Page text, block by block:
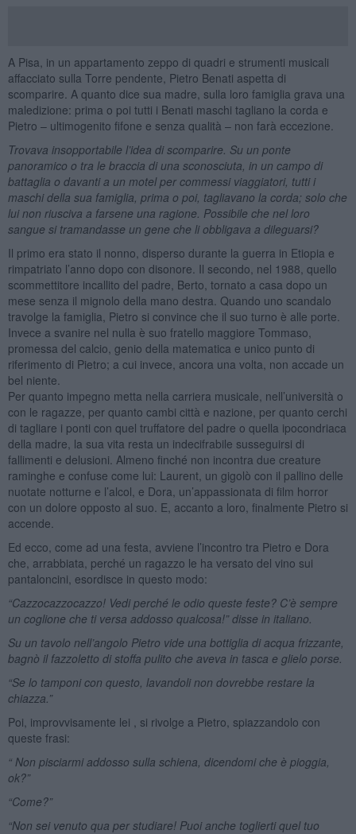
A Pisa, in un appartamento zeppo di quadri e strumenti musicali
affacciato sulla Torre pendente, Pietro Benati aspetta di
scomparire. A quanto dice sua madre, sulla loro famiglia grava una
maledizione: prima o poi tutti i Benati maschi tagliano la corda e
Pietro – ultimogenito fifone e senza qualità – non farà eccezione.
Trovava insopportabile l’idea di scomparire. Su un ponte
panoramico o tra le braccia di una sconosciuta, in un campo di
battaglia o davanti a un motel per commessi viaggiatori, tutti i
maschi della sua famiglia, prima o poi, tagliavano la corda; solo che
lui non riusciva a farsene una ragione. Possibile che nel loro
sangue si tramandasse un gene che li obbligava a dileguarsi?
Il primo era stato il nonno, disperso durante la guerra in Etiopia e
rimpatriato l’anno dopo con disonore. Il secondo, nel 1988, quello
scommettitore incallito del padre, Berto, tornato a casa dopo un
mese senza il mignolo della mano destra. Quando uno scandalo
travolge la famiglia, Pietro si convince che il suo turno è alle porte.
Invece a svanire nel nulla è suo fratello maggiore Tommaso,
promessa del calcio, genio della matematica e unico punto di
riferimento di Pietro; a cui invece, ancora una volta, non accade un
bel niente.
Per quanto impegno metta nella carriera musicale, nell’università o
con le ragazze, per quanto cambi città e nazione, per quanto cerchi
di tagliare i ponti con quel truffatore del padre o quella ipocondriaca
della madre, la sua vita resta un indecifrabile susseguirsi di
fallimenti e delusioni. Almeno finché non incontra due creature
raminghe e confuse come lui: Laurent, un gigolò con il pallino delle
nuotate notturne e l’alcol, e Dora, un’appassionata di film horror
con un dolore opposto al suo. E, accanto a loro, finalmente Pietro si
accende.
Ed ecco, come ad una festa, avviene l’incontro tra Pietro e Dora
che, arrabbiata, perché un ragazzo le ha versato del vino sui
pantaloncini, esordisce in questo modo:
“Cazzocazzocazzo! Vedi perché le odio queste feste? C’è sempre
un coglione che ti versa addosso qualcosa!” disse in italiano.
Su un tavolo nell’angolo Pietro vide una bottiglia di acqua frizzante,
bagnò il fazzoletto di stoffa pulito che aveva in tasca e glielo porse.
“Se lo tamponi con questo, lavandoli non dovrebbe restare la
chiazza.”
Poi, improvvisamente lei , si rivolge a Pietro, spiazzandolo con
queste frasi:
“ Non pisciarmi addosso sulla schiena, dicendomi che è pioggia,
ok?”
“Come?”
“Non sei venuto qua per studiare! Puoi anche toglierti quel tuo